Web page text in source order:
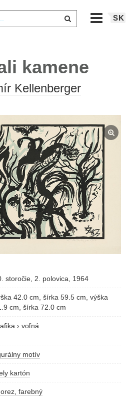
SK
kamene
Kellenberger
storočie, 2. polovica, 1964
42.0 cm, šírka 59.5 cm, výška
cm, šírka 72.0 cm
› voľná
motív
kartón
farebný